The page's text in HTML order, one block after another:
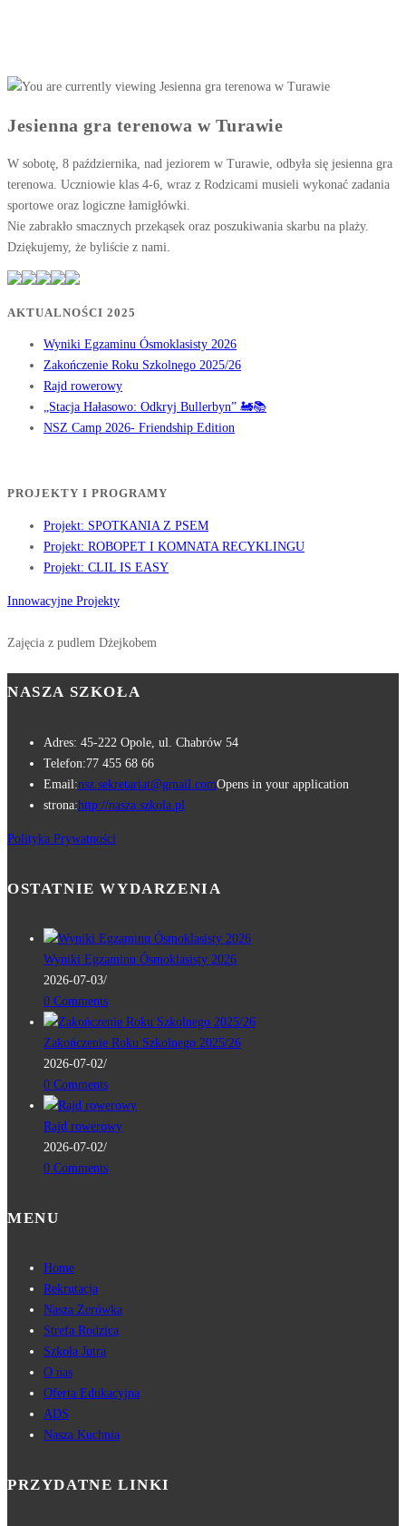
Jesienna gra terenowa w Turawie
W sobotę, 8 października, nad jeziorem w Turawie, odbyła się jesienna gra
terenowa. Uczniowie klas 4-6, wraz z Rodzicami musieli wykonać zadania
sportowe oraz logiczne łamigłówki.
Nie zabrakło smacznych przekąsek oraz poszukiwania skarbu na plaży.
Dziękujemy, że byliście z nami.
AKTUALNOŚCI 2025
Wyniki Egzaminu Ósmoklasisty 2026
Zakończenie Roku Szkolnego 2025/26
Rajd rowerowy
„Stacja Hałasowo: Odkryj Bullerbyn” 🚂📚
NSZ Camp 2026- Friendship Edition
PROJEKTY I PROGRAMY
Projekt: SPOTKANIA Z PSEM
Projekt: ROBOPET I KOMNATA RECYKLINGU
Projekt: CLIL IS EASY
Innowacyjne Projekty
Zajęcia z pudlem Dżejkobem
NASZA SZKOŁA
Adres: 45-222 Opole, ul. Chabrów 54
Telefon:77 455 68 66
Email:nsz.sekretariat@gmail.comOpens in your application
strona:http://nasza.szkola.pl
Polityka Prywatności
OSTATNIE WYDARZENIA
Wyniki Egzaminu Ósmoklasisty 2026
2026-07-03/
0 Comments
Zakończenie Roku Szkolnego 2025/26
2026-07-02/
0 Comments
Rajd rowerowy
2026-07-02/
0 Comments
MENU
Home
Rekrutacja
Nasza Zerówka
Strefa Rodzica
Szkoła Jutra
O nas
Oferta Edukacyjna
ADS
Nasza Kuchnia
PRZYDATNE LINKI